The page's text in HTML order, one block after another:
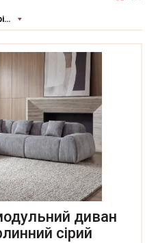
24 на сторінку
диван
сірий